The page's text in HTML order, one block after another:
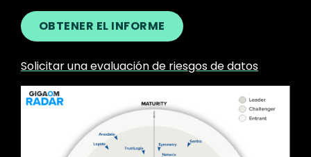
OBTENER EL INFORME
Solicitar una evaluación de riesgos de datos
Image